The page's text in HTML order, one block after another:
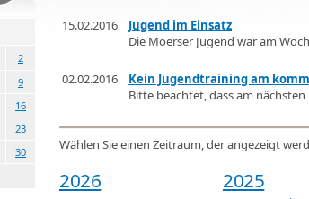
15.02.2016
Jugend im Einsatz
Die Moerser Jugend war am
02.02.2016
Kein Jugendtraining am
Bitte beachtet, dass am
Wählen Sie einen Zeitraum, der angezeigt
2026 2025
2
9
16
23
30